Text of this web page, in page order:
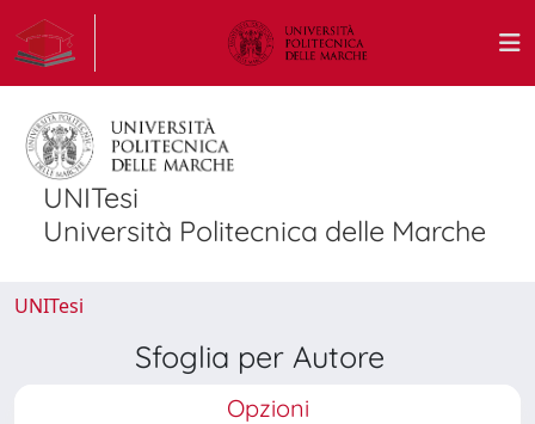
UNITesi
Università Politecnica delle Marche
UNITesi
Sfoglia per Autore
Opzioni